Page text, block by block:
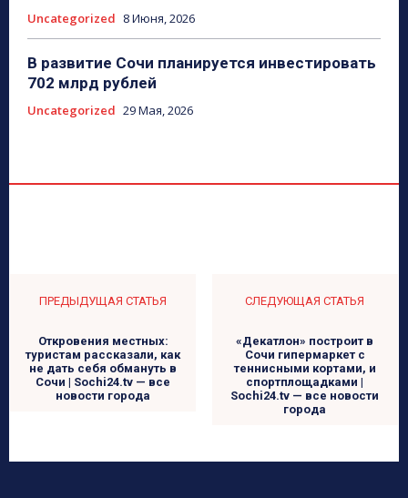
Uncategorized 8 Июня, 2026
В развитие Сочи планируется инвестировать
702 млрд рублей
Uncategorized 29 Мая, 2026
ПРЕДЫДУЩАЯ СТАТЬЯ
Откровения местных:
туристам рассказали, как
не дать себя обмануть в
Сочи | Sochi24.tv — все
новости города
СЛЕДУЮЩАЯ СТАТЬЯ
«Декатлон» построит в
Сочи гипермаркет с
теннисными кортами, и
спортплощадками |
Sochi24.tv — все новости
города